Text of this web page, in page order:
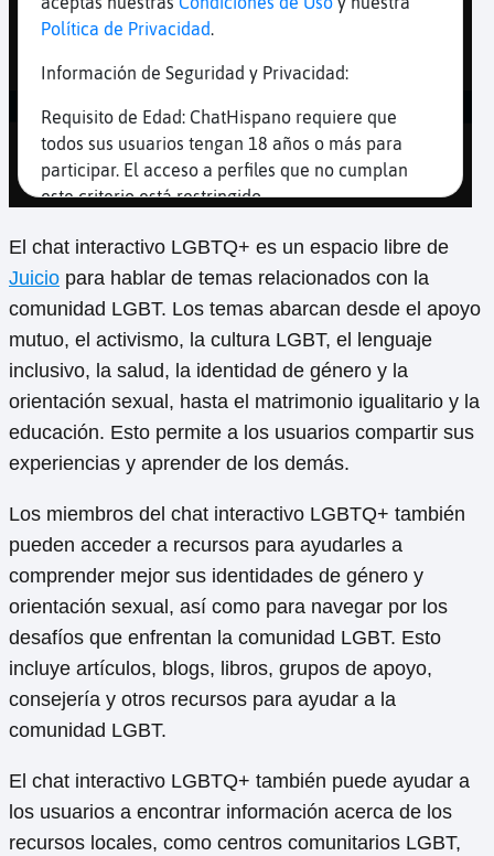
El chat interactivo LGBTQ+ es un espacio libre de
Juicio para hablar de temas relacionados con la
comunidad LGBT. Los temas abarcan desde el apoyo
mutuo, el activismo, la cultura LGBT, el lenguaje
inclusivo, la salud, la identidad de género y la
orientación sexual, hasta el matrimonio igualitario y la
educación. Esto permite a los usuarios compartir sus
experiencias y aprender de los demás.
Los miembros del chat interactivo LGBTQ+ también
pueden acceder a recursos para ayudarles a
comprender mejor sus identidades de género y
orientación sexual, así como para navegar por los
desafíos que enfrentan la comunidad LGBT. Esto
incluye artículos, blogs, libros, grupos de apoyo,
consejería y otros recursos para ayudar a la
comunidad LGBT.
El chat interactivo LGBTQ+ también puede ayudar a
los usuarios a encontrar información acerca de los
recursos locales, como centros comunitarios LGBT,